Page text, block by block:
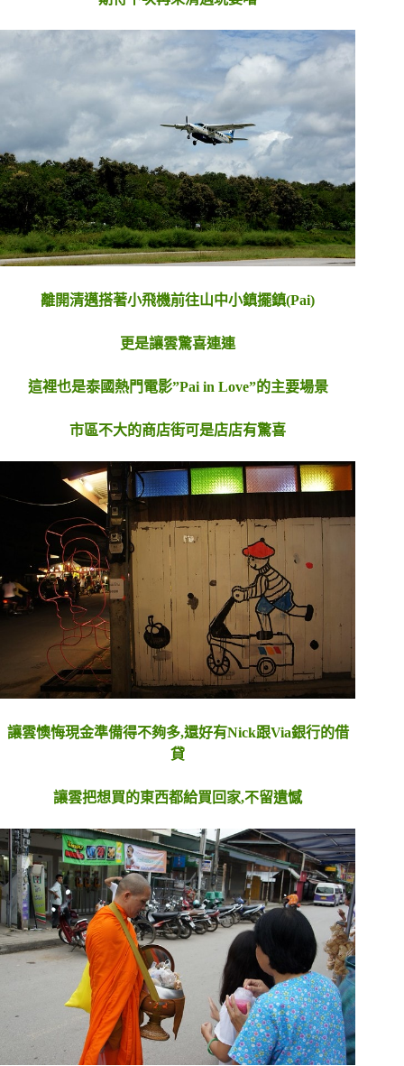
離開清邁搭著小飛機前往山中小鎮擺鎮(Pai)
更是讓雲驚喜連連
這裡也是泰國熱門電影”Pai in Love”的主要場景
市區不大的商店街可是店店有驚喜
讓雲懊悔現金準備得不夠多,還好有Nick跟Via銀行的借
貸
讓雲把想買的東西都給買回家,不留遺憾